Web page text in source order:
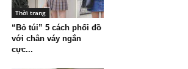
Thời trang
“Bỏ túi” 5 cách phối đồ
với chân váy ngắn
cực...